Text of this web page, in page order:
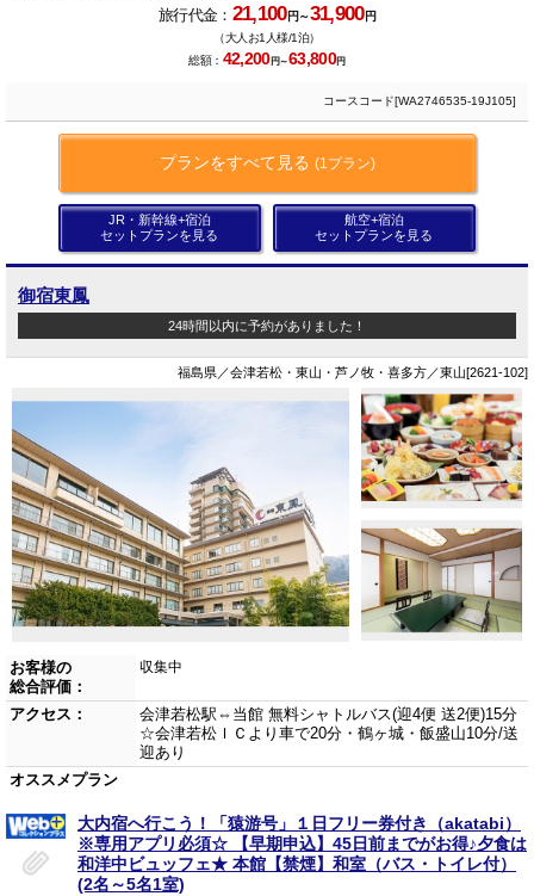
旅行代金： 21,100円～31,900円
（大人お1人様/1泊）
総額： 42,200円～63,800円
コースコード[WA2746535-19J105]
プランをすべて見る (1プラン)
JR・新幹線+宿泊
セットプランを見る
航空+宿泊
セットプランを見る
御宿東鳳
24時間以内に予約がありました！
福島県／会津若松・東山・芦ノ牧・喜多方／東山[2621-102]
お客様の
総合評価：
収集中
アクセス：
会津若松駅⇔当館 無料シャトルバス(迎4便 送2便)15分
☆会津若松ＩＣより車で20分・鶴ヶ城・飯盛山10分/送
迎あり
オススメプラン
大内宿へ行こう！「猿游号」１日フリー券付き（akatabi）
※専用アプリ必須☆ 【早期申込】45日前までがお得♪夕食は
和洋中ビュッフェ★ 本館【禁煙】和室（バス・トイレ付）
(2名～5名1室)